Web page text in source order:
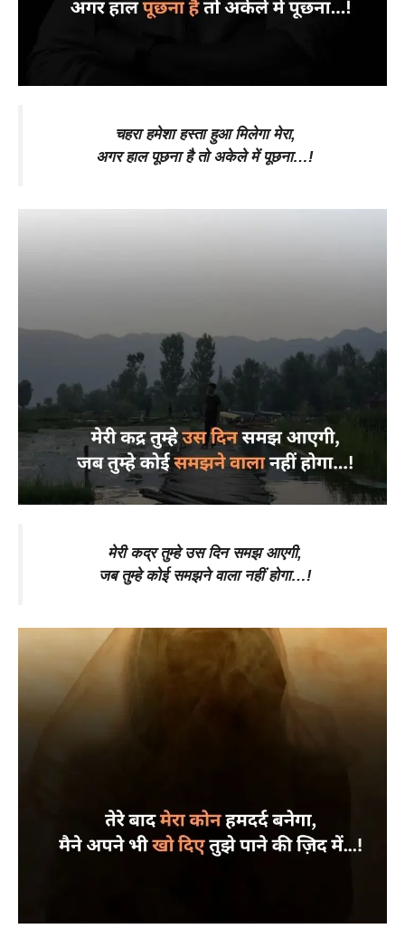
चहरा हमेशा हस्ता हुआ मिलेगा मेरा,
अगर हाल पूछना है तो अकेले में पूछना…!
मेरी कद्र तुम्हे उस दिन समझ आएगी,
जब तुम्हे कोई समझने वाला नहीं होगा…!